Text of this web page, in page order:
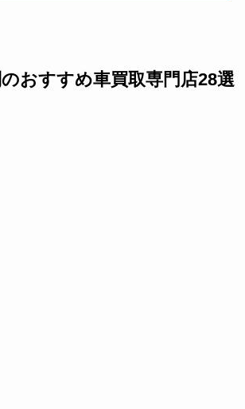
おすすめ車買取専門店28選